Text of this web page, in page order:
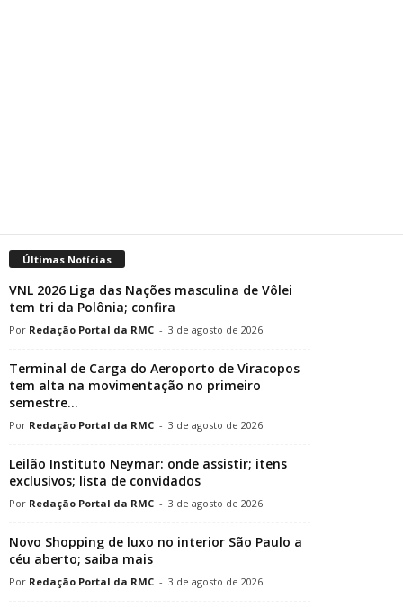
Últimas Notícias
VNL 2026 Liga das Nações masculina de Vôlei
tem tri da Polônia; confira
Redação Portal da RMC - 3 de agosto de 2026
Terminal de Carga do Aeroporto de Viracopos
tem alta na movimentação no primeiro
semestre...
Redação Portal da RMC - 3 de agosto de 2026
Leilão Instituto Neymar: onde assistir; itens
exclusivos; lista de convidados
Redação Portal da RMC - 3 de agosto de 2026
Novo Shopping de luxo no interior São Paulo a
céu aberto; saiba mais
Redação Portal da RMC - 3 de agosto de 2026